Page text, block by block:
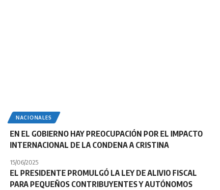
NACIONALES
EN EL GOBIERNO HAY PREOCUPACIÓN POR EL IMPACTO
INTERNACIONAL DE LA CONDENA A CRISTINA
15/06/2025
EL PRESIDENTE PROMULGÓ LA LEY DE ALIVIO FISCAL
PARA PEQUEÑOS CONTRIBUYENTES Y AUTÓNOMOS